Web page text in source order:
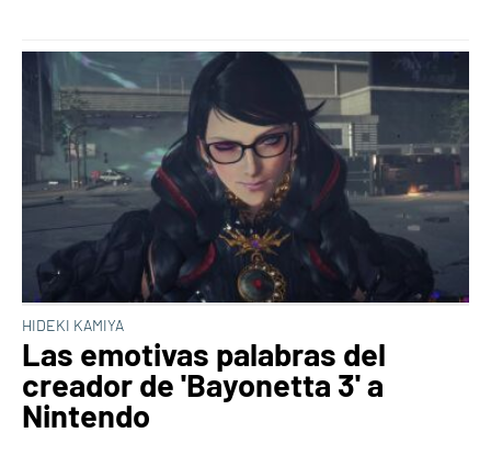
HIDEKI KAMIYA
Las emotivas palabras del
creador de 'Bayonetta 3' a
Nintendo